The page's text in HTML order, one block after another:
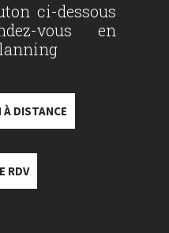
ci-dessous
vous en
DISTANCE
RDV